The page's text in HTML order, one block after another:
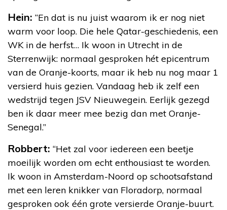
Hein: “En dat is nu juist waarom ik er nog niet
warm voor loop. Die hele Qatar-geschiedenis, een
WK in de herfst… Ik woon in Utrecht in de
Sterrenwijk: normaal gesproken hét epicentrum
van de Oranje-koorts, maar ik heb nu nog maar 1
versierd huis gezien. Vandaag heb ik zelf een
wedstrijd tegen JSV Nieuwegein. Eerlijk gezegd
ben ik daar meer mee bezig dan met Oranje-
Senegal.”
Robbert: “Het zal voor iedereen een beetje
moeilijk worden om echt enthousiast te worden.
Ik woon in Amsterdam-Noord op schootsafstand
met een leren knikker van Floradorp, normaal
gesproken ook één grote versierde Oranje-buurt.